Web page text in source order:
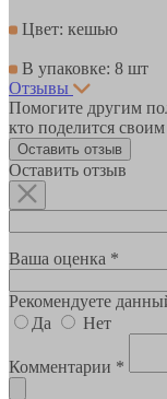
Цвет: кешью
В упаковке: 8 шт
Отзывы
Помогите другим
кто поделится
Оставить отзыв
Оставить отзыв
Ваша оценка *
Рекомендуете
Да
Нет
Комментарии *